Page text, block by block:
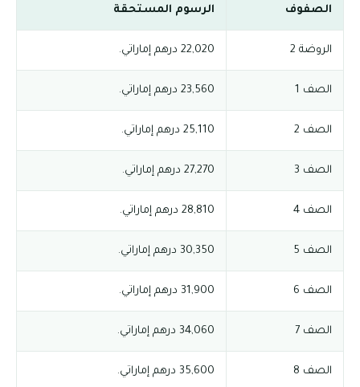
الصفوف الرسوم المستحقة
الروضة 2 22,020 درهم إماراتي.
الصف 1 23,560 درهم إماراتي.
الصف 2 25,110 درهم إماراتي.
الصف 3 27,270 درهم إماراتي.
الصف 4 28,810 درهم إماراتي.
الصف 5 30,350 درهم إماراتي.
الصف 6 31,900 درهم إماراتي.
الصف 7 34,060 درهم إماراتي.
الصف 8 35,600 درهم إماراتي.